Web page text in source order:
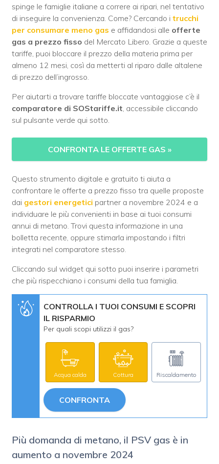
spinge le famiglie italiane a correre ai ripari, nel tentativo
di inseguire la convenienza. Come? Cercando i trucchi
per consumare meno gas e affidandosi alle offerte
gas a prezzo fisso del Mercato Libero. Grazie a queste
tariffe, puoi bloccare il prezzo della materia prima per
almeno 12 mesi, così da metterti al riparo dalle altalene
di prezzo dell’ingrosso.
Per aiutarti a trovare tariffe bloccate vantaggiose c’è il
comparatore di SOStariffe.it , accessibile cliccando
sul pulsante verde qui sotto.
CONFRONTA LE OFFERTE GAS »
Questo strumento digitale e gratuito ti aiuta a
confrontare le offerte a prezzo fisso tra quelle proposte
dai gestori energetici partner a novembre 2024 e a
individuare le più convenienti in base ai tuoi consumi
annui di metano. Trovi questa informazione in una
bolletta recente, oppure stimarla impostando i filtri
integrati nel comparatore stesso.
Cliccando sul widget qui sotto puoi inserire i parametri
che più rispecchiano i consumi della tua famiglia.
CONTROLLA I TUOI CONSUMI E SCOPRI
IL RISPARMIO
Per quali scopi utilizzi il gas?
Acqua calda Cottura Riscaldamento
CONFRONTA
Più domanda di metano, il PSV gas è in
aumento a novembre 2024